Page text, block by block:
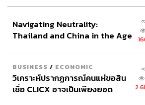
Navigating Neutrality:
Thailand and China in the Age
BUSINESS / ECONOMIC
วิเคราะห์ปรากฏการณ์คนแห่ขอสิน
เชื่อ CLICX อาจเป็นเพียงยอด